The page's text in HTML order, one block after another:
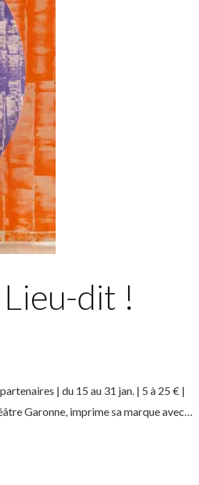
dit !
| du 15 au 31 jan. | 5 à 25 € |
Garonne, imprime sa marque avec…